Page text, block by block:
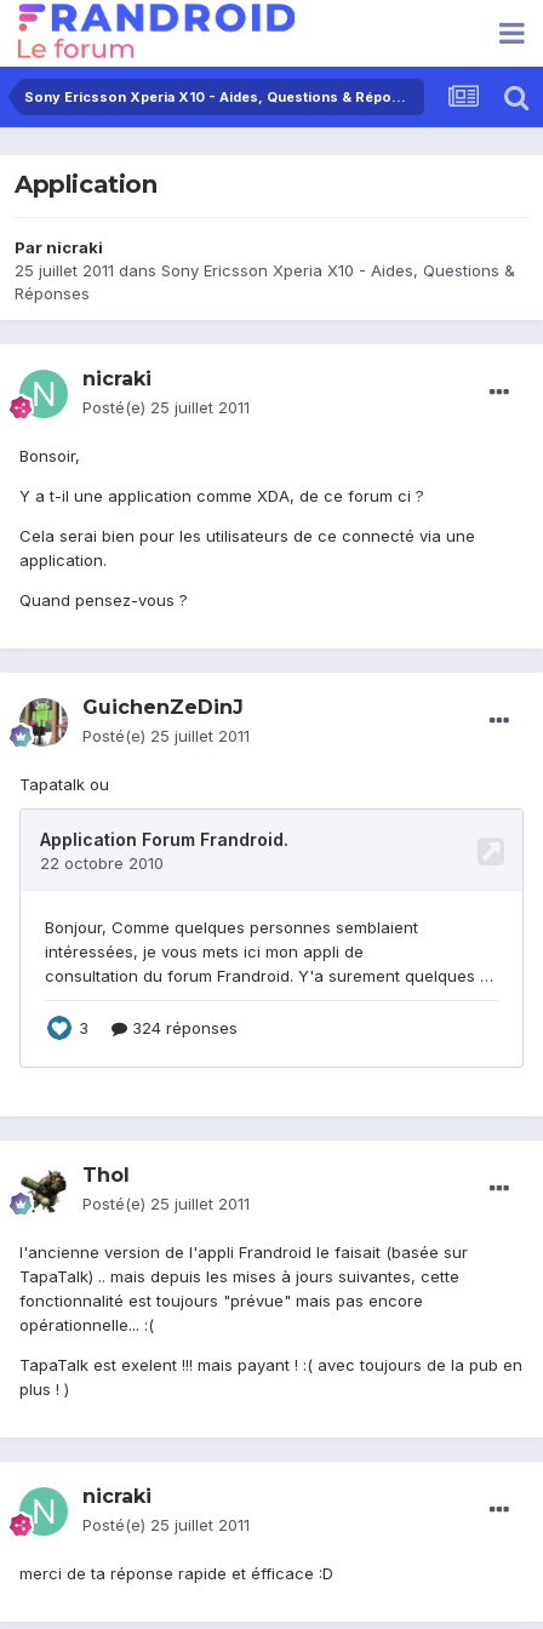
Sony Ericsson Xperia X10 - Aides, Questions & Réponses
Application
Par nicraki
25 juillet 2011 dans Sony Ericsson Xperia X10 - Aides, Questions &
Réponses
nicraki
Posté(e) 25 juillet 2011
Bonsoir,
Y a t-il une application comme XDA, de ce forum ci ?
Cela serai bien pour les utilisateurs de ce connecté via une
application.
Quand pensez-vous ?
GuichenZeDinJ
Posté(e) 25 juillet 2011
Tapatalk ou
Thol
Posté(e) 25 juillet 2011
l'ancienne version de l'appli Frandroid le faisait (basée sur
TapaTalk) .. mais depuis les mises à jours suivantes, cette
fonctionnalité est toujours "prévue" mais pas encore
opérationnelle... :(
TapaTalk est exelent !!! mais payant ! :( avec toujours de la pub en
plus ! )
nicraki
Posté(e) 25 juillet 2011
merci de ta réponse rapide et éfficace :D